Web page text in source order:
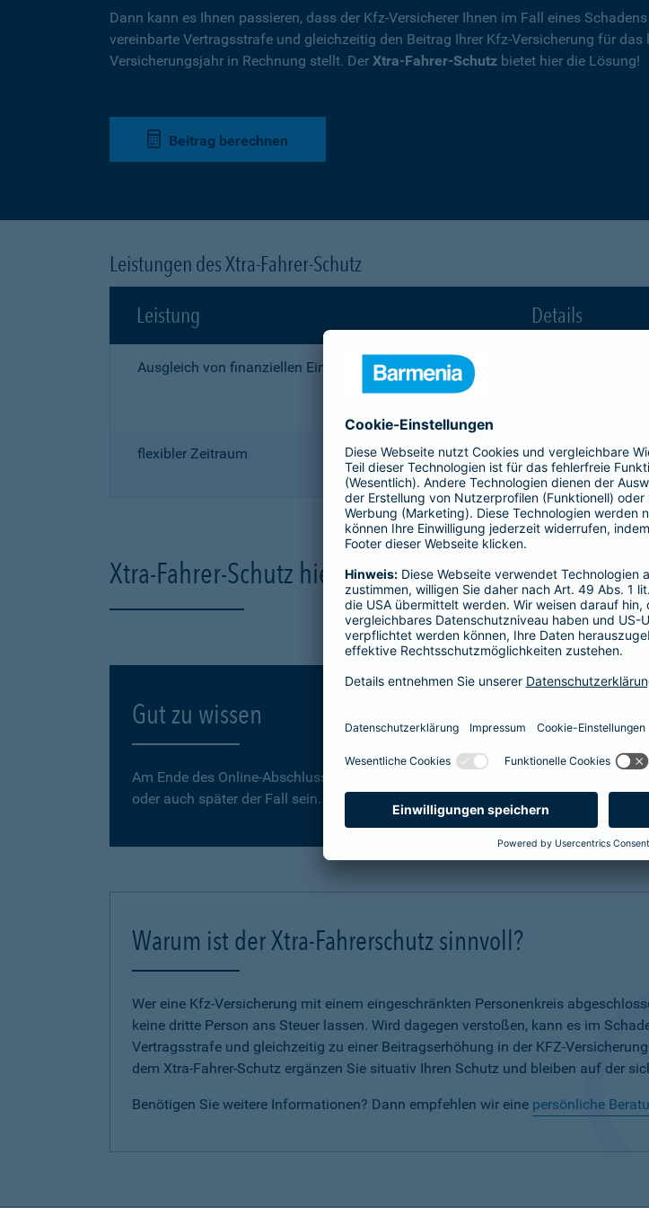
Dann kann es Ihnen passieren, dass der Kfz-Versicherer Ihnen im Fall eines
vereinbarte Vertragsstrafe und gleichzeitig den Beitrag Ihrer Kfz-Versicherung für das
Versicherungsjahr in Rechnung stellt. Der Xtra-Fahrer-Schutz bietet hier die Lösung!
Beitrag berechnen
Leistungen des Xtra-Fahrer-Schutz
Leistung
Details
Ausgleich von finanziellen Einbußen
die Ihnen nach
Ihnen wegen einer
flexibler Zeitraum
1, 2 oder 3 Tage bzw.
1, 2 oder 3 Wochen
Xtra-Fahrer-Schutz hier online berechnen und direkt
Gut zu wissen
Am Ende des Online-Abschlusses können Sie selbst bestimmen, ab wann Ihr
oder auch später der Fall sein.
Warum ist der Xtra-Fahrerschutz sinnvoll?
Wer eine Kfz-Versicherung mit einem eingeschränkten Personenkreis
keine dritte Person ans Steuer lassen. Wird dagegen verstoßen, kann es im
Vertragsstrafe und gleichzeitig zu einer Beitragserhöhung in der KFZ-
dem Xtra-Fahrer-Schutz ergänzen Sie situativ Ihren Schutz und bleiben auf der
Benötigen Sie weitere Informationen? Dann empfehlen wir eine persönliche